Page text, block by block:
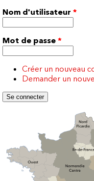
Nom d'utilisateur*
Mot de passe*
Créer un nouveau
Demander un